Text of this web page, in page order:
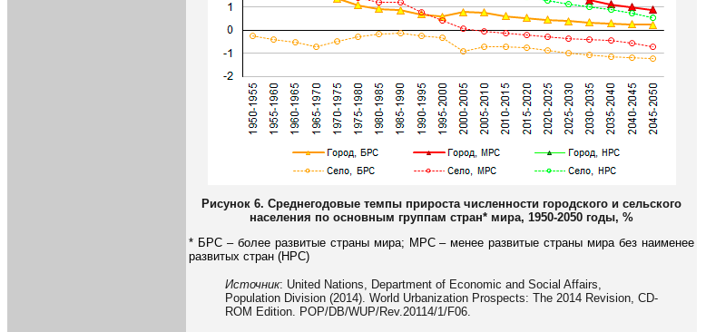
Рисунок 6. Среднегодовые темпы прироста численности городского и сельского
населения по основным группам стран* мира, 1950-2050 годы, %
* БРС – более развитые страны мира; МРС – менее развитые страны мира без наименее
развитых стран (НРС)
Источник: United Nations, Department of Economic and Social Affairs,
Population Division (2014). World Urbanization Prospects: The 2014 Revision, CD-
ROM Edition. POP/DB/WUP/Rev.20114/1/F06.